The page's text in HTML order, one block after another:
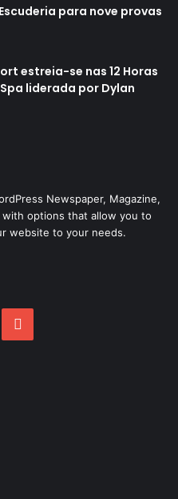
para nove provas
estreia-se nas 12 Horas
liderada por Dylan
Newspaper, Magazine,
with options that allow you to
website to your needs.